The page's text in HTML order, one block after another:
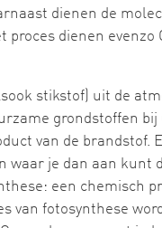
dienen de
proces dienen evenzo
stikstof) uit de
grondstoffen bij
van de brandstof.
waar je dan aan kunt
een chemisch
van fotosynthese